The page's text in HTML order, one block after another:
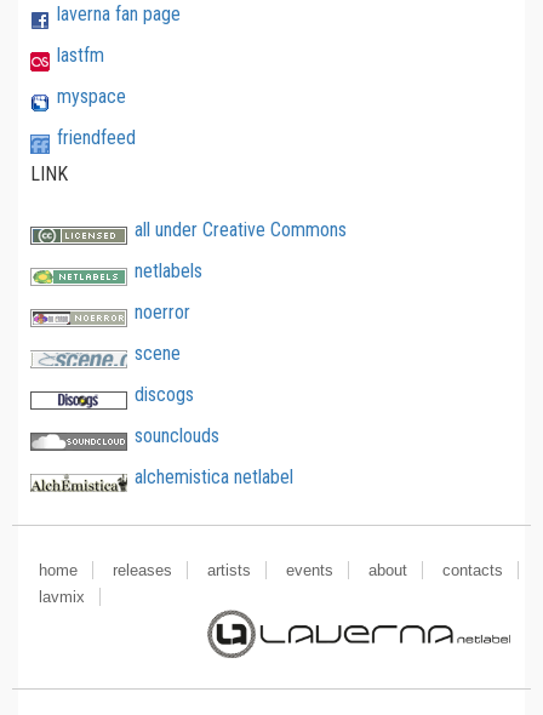
laverna fan page
lastfm
myspace
friendfeed
LINK
all under Creative Commons
netlabels
noerror
scene
discogs
sounclouds
alchemistica netlabel
home releases artists events about
contacts
lavmix